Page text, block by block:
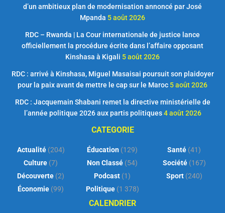
d’un ambitieux plan de modernisation annoncé par José
Mpanda 5 août 2026
RDC – Rwanda | La Cour internationale de justice lance
officiellement la procédure écrite dans l’affaire opposant
Kinshasa à Kigali 5 août 2026
RDC : arrivé à Kinshasa, Miguel Masaisai poursuit son plaidoyer
pour la paix avant de mettre le cap sur le Maroc 5 août 2026
RDC : Jacquemain Shabani remet la directive ministérielle de
l’année politique 2026 aux partis politiques 4 août 2026
CATEGORIE
Actualité(204)
Culture (7)
Découverte (2)
Économie (99)
Éducation (129)
Non Classé (54)
Podcast (1)
Politique(1 378)
Santé (41)
Société(167)
Sport(240)
CALENDRIER